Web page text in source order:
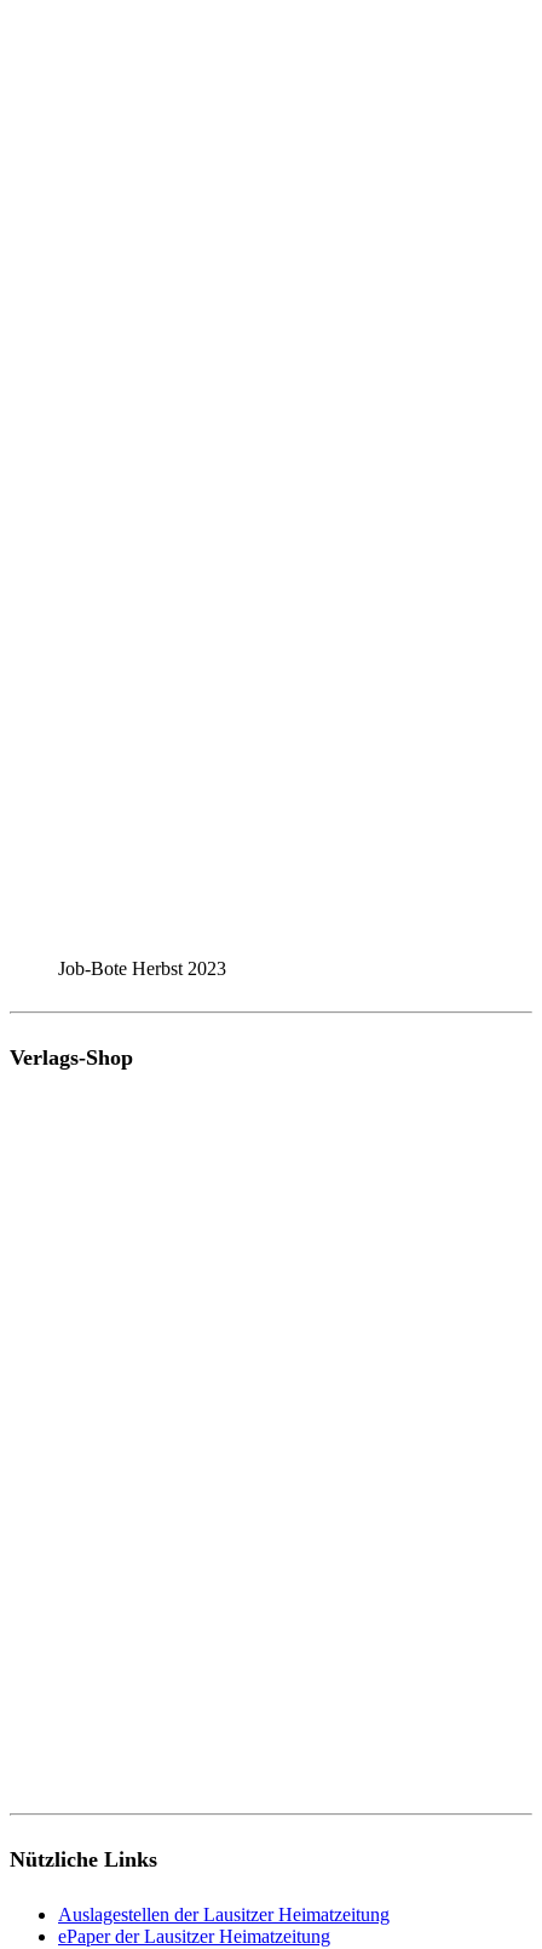
Job-Bote Herbst 2023
Verlags-Shop
Nützliche Links
Auslagestellen der Lausitzer Heimatzeitung
ePaper der Lausitzer Heimatzeitung